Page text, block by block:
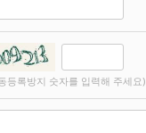
등록방지 숫자를 입력해 주세요)